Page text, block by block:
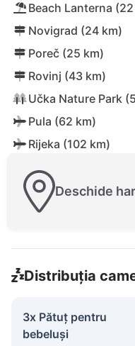
Beach Lanterna
Novigrad (24 km)
Poreč (25 km)
Rovinj (43 km)
Učka Nature Park
Pula (62 km)
Rijeka (102 km)
Deschide
Distribuția
3x Pătuț pentru
bebeluși